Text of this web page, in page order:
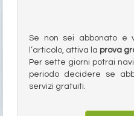
Se non sei abbonato e
l’articolo, attiva la prova
Per sette giorni potrai
periodo decidere se
servizi gratuiti.